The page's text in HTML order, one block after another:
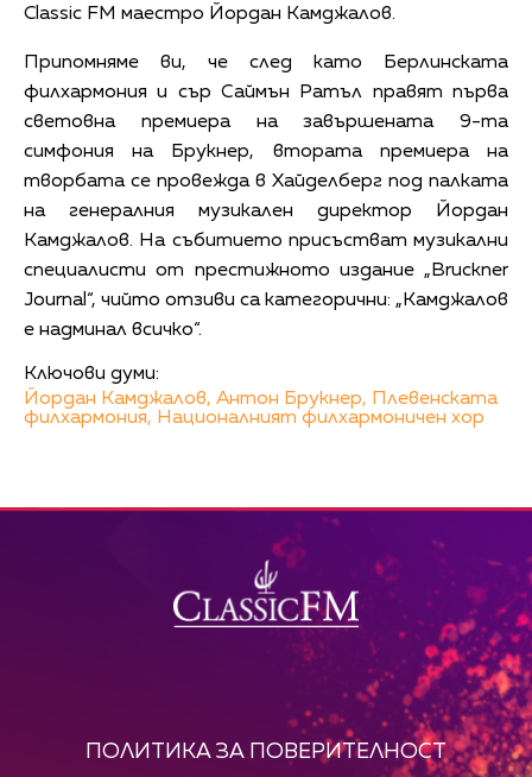
Classic FM маестро Йордан Камджалов.
Припомняме ви, че след като Берлинската
филхармония и сър Саймън Ратъл правят първа
световна премиера на завършената 9-та
симфония на Брукнер, втората премиера на
творбата се провежда в Хайделберг под палката
на генералния музикален директор Йордан
Камджалов. На събитието присъстват музикални
специалисти от престижното издание „Bruckner
Journal“, чийто отзиви са категорични: „Камджалов
е надминал всичко“.
Ключови думи:
Йордан Камджалов, Антон Брукнер, Плевенската
филхармония, Националният филхармоничен хор
ПОЛИТИКА ЗА ПОВЕРИТЕЛНОСТ